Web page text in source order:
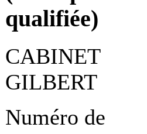
qualifiée)
CABINET
GILBERT
Numéro de